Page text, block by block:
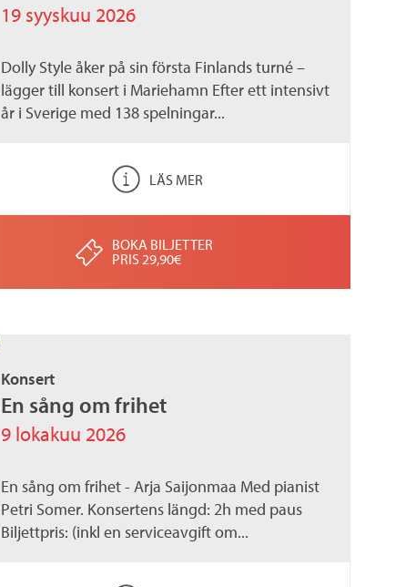
19 syyskuu 2026
Dolly Style åker på sin första Finlands turné –
lägger till konsert i Mariehamn Efter ett intensivt
år i Sverige med 138 spelningar...
LÄS MER
BOKA BILJETTER
PRIS 29,90€
Konsert
En sång om frihet
9 lokakuu 2026
En sång om frihet - Arja Saijonmaa Med pianist
Petri Somer. Konsertens längd: 2h med paus
Biljettpris: (inkl en serviceavgift om...